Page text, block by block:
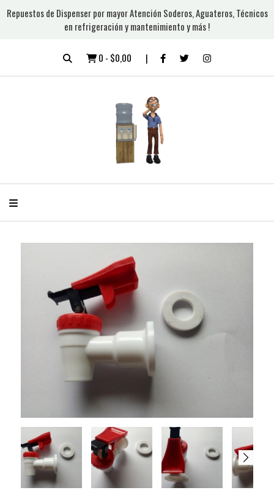
Repuestos de Dispenser por mayor Atención Soderos, Aguateros, Técnicos
en refrigeración y mantenimiento y más !
0 - $0,00